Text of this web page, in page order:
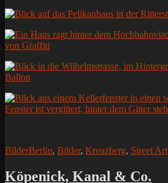
Kategorien
BilderSchlagworte
Berlin, Bilder, Kreuzberg, Street Art
Köpenick, Kanal & Co.